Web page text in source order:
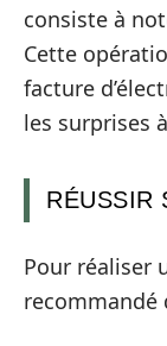
consiste à
Cette
facture
les surprises
RÉUSSIR
Pour réaliser
recommandé